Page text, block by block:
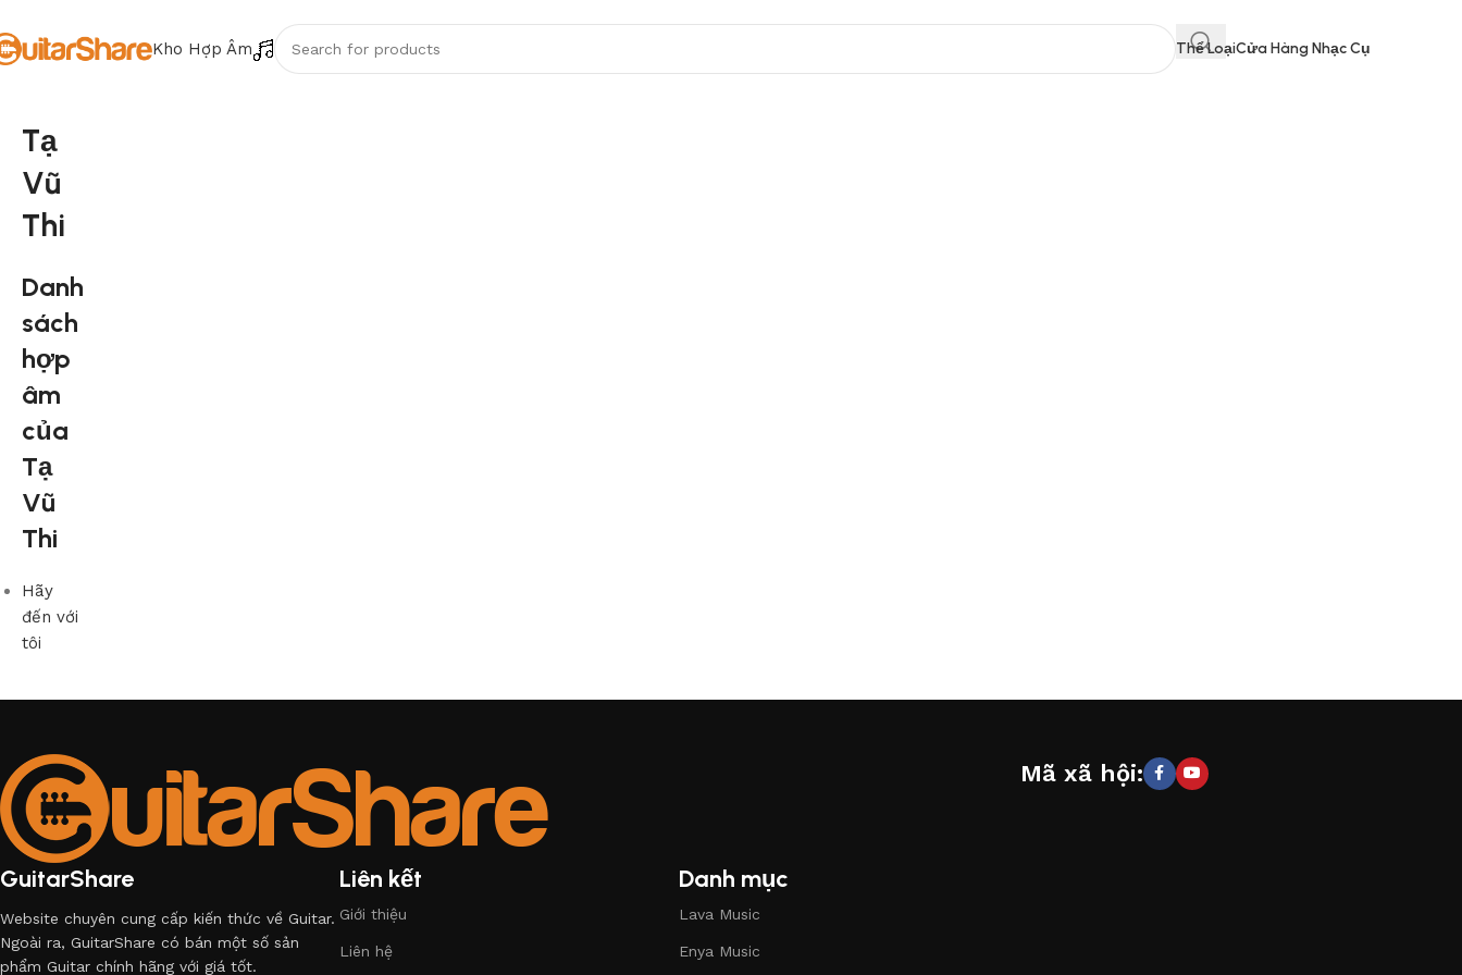
Kho Hợp Âm Thể LoạiCửa Hàng Nhạc Cụ
Tạ
Vũ
Thi
Danh
sách
hợp
âm
của
Tạ
Vũ
Thi
Hãy
đến với
tôi
GuitarShare
Website chuyên cung cấp kiến thức về Guitar.
Ngoài ra, GuitarShare có bán một số sản
phẩm Guitar chính hãng với giá tốt.
Liên kết
Giới thiệu
Liên hệ
Danh mục
Lava Music
Enya Music
Mã xã hội: